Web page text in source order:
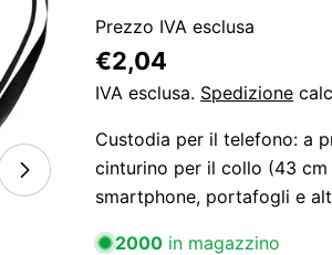
Prezzo IVA esclusa
Prezzo
regolare
€2,04
IVA esclusa. Spedizione
Custodia per il telefono: a
cinturino per il collo (43
smartphone, portafogli e
2000 in magazzino